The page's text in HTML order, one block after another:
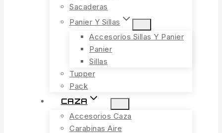
Sacaderas
Panier Y Sillas
Accesorios Sillas Y Panier
Panier
Sillas
Tupper
Pack
CAZA
Accesorios Caza
Carabinas Aire